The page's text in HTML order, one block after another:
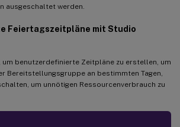
ausgeschaltet werden.
Feiertagszeitpläne mit Studio
um benutzerdefinierte Zeitpläne zu erstellen, um
Bereitstellungsgruppe an bestimmten Tagen,
um unnötigen Ressourcenverbrauch zu